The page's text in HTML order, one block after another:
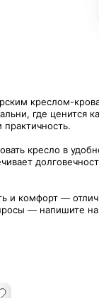
креслом-
где ценится
кресло в
и комфорт —
— напишите